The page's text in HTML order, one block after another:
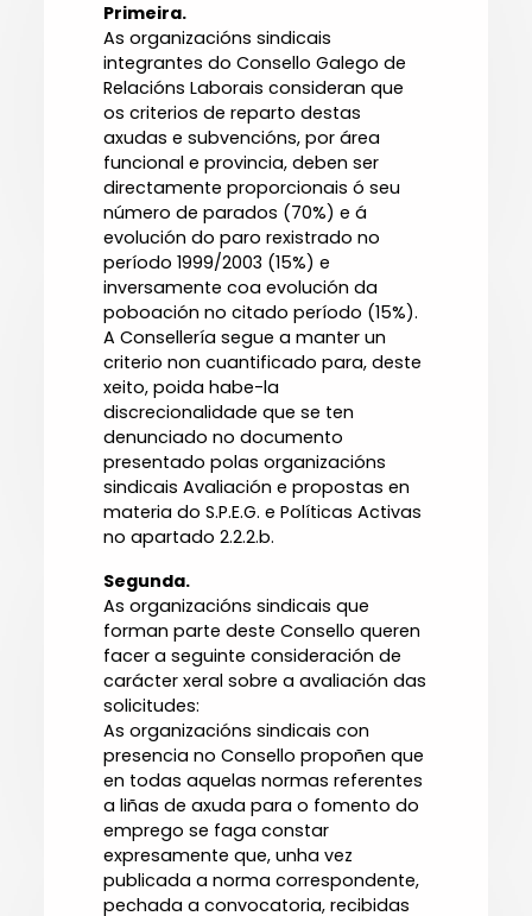
Primeira.
As organizacións sindicais
integrantes do Consello Galego de
Relacións Laborais consideran que
os criterios de reparto destas
axudas e subvencións, por área
funcional e provincia, deben ser
directamente proporcionais ó seu
número de parados (70%) e á
evolución do paro rexistrado no
período 1999/2003 (15%) e
inversamente coa evolución da
poboación no citado período (15%).
A Consellería segue a manter un
criterio non cuantificado para, deste
xeito, poida habe-la
discrecionalidade que se ten
denunciado no documento
presentado polas organizacións
sindicais Avaliación e propostas en
materia do S.P.E.G. e Políticas Activas
no apartado 2.2.2.b.
Segunda.
As organizacións sindicais que
forman parte deste Consello queren
facer a seguinte consideración de
carácter xeral sobre a avaliación das
solicitudes:
As organizacións sindicais con
presencia no Consello propoñen que
en todas aquelas normas referentes
a liñas de axuda para o fomento do
emprego se faga constar
expresamente que, unha vez
publicada a norma correspondente,
pechada a convocatoria, recibidas